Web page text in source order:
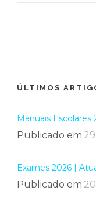
ÚLTIMOS
Manuais Escolares
Publicado em
Exames 2026 |
Publicado em